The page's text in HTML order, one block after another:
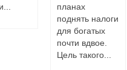
планах
поднять налоги
для богатых
почти вдвое.
Цель такого...